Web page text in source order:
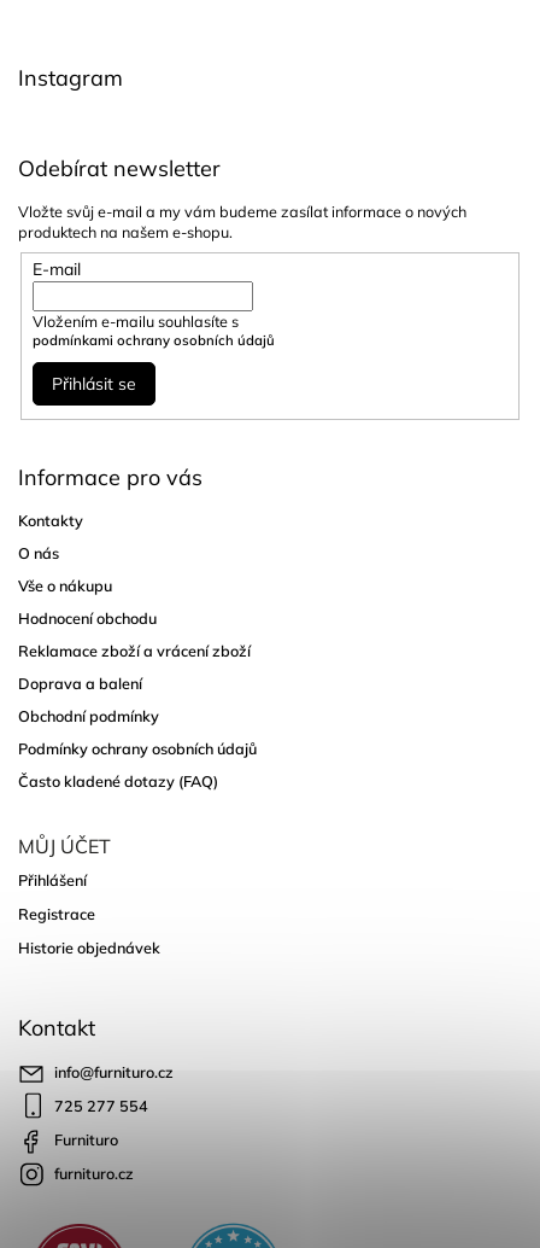
Instagram
Odebírat newsletter
Vložte svůj e-mail a my vám budeme zasílat informace o nových
produktech na našem e-shopu.
E-mail
Vložením e-mailu souhlasíte s
podmínkami ochrany osobních údajů
Přihlásit se
Informace pro vás
Kontakty
O nás
Vše o nákupu
Hodnocení obchodu
Reklamace zboží a vrácení zboží
Doprava a balení
Obchodní podmínky
Podmínky ochrany osobních údajů
Často kladené dotazy (FAQ)
MŮJ ÚČET
Přihlášení
Registrace
Historie objednávek
Kontakt
info@furnituro.cz
725 277 554
Furnituro
furnituro.cz